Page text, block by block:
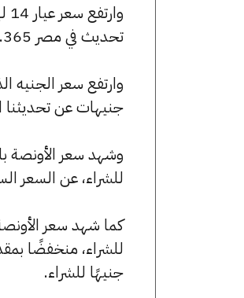
تحديث في مصر 365.
جنيهات عن تحديثنا
للشراء، عن السعر السابق الذي كان 250070
جنيهًا للشراء.